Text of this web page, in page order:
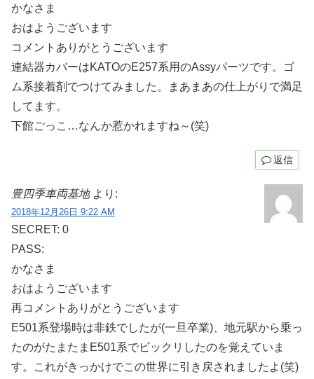
かなさま
おはようございます
コメントありがとうございます
連結器カバーはKATOのE257系用のAssyパーツです。ゴ
ム系接着剤でつけてみました。まあまあの仕上がりで満足
してます。
下館ごっこ…なんか惹かれますね～(笑)
返信
豊四季車両基地 より:
2018年12月26日 9:22 AM
SECRET: 0
PASS:
かなさま
おはようございます
再コメントありがとうございます
E501系登場時は非鉄でしたが(一旦卒業)、地元駅から乗っ
たのがたまたまE501系でビックリしたのを覚えていま
す。これがきっかけでこの世界に引き戻されましたよ(笑)